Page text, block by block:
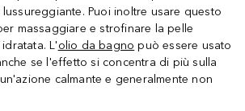
Puoi inoltre usare questo
massaggiare e strofinare la pelle
L'olio da bagno può essere usato
se l'effetto si concentra di più sulla
calmante e generalmente non